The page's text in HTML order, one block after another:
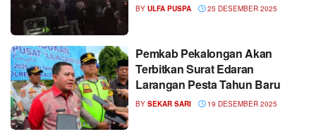
BY ULFA PUSPA 25 DESEMBER 2025
Pemkab Pekalongan Akan
Terbitkan Surat Edaran
Larangan Pesta Tahun Baru
BY SEKAR SARI 19 DESEMBER 2025